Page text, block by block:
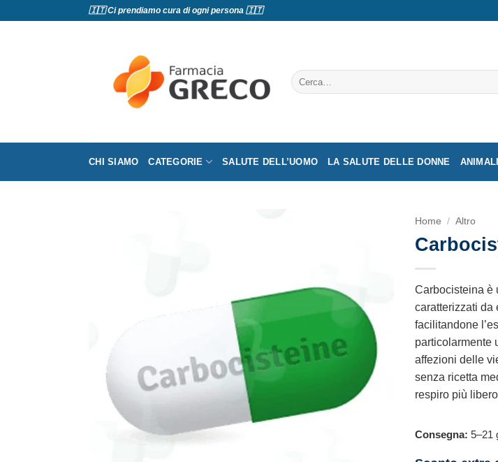
🇮🇹 Ci prendiamo cura di ogni persona 🇮🇹
Cerca:
CHI SIAMO CATEGORIE SALUTE DELL’UOMO LA SALUTE DELLE DONNE
Home / Altro
Carbocisteina è
caratterizzati da
facilitandone
particolarmente
affezioni delle
senza ricetta
respiro più
Consegna: 5–21